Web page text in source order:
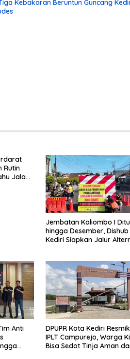
Kebakaran Beruntun Guncang
Rutin
Jalan
Jembatan Kaliombo I
hingga Desember,
Kediri Siapkan Jalur
Anti
DPUPR Kota Kediri
IPLT Campurejo, Warga
Bisa Sedot Tinja Aman